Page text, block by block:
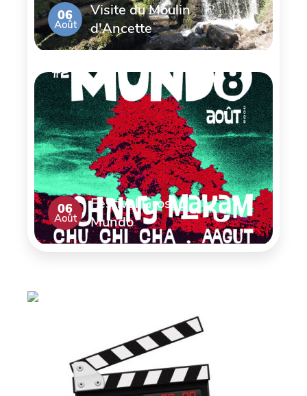
06
Août
Visite du Moulin
d'Ancette
06
Août
Festival Grosso
Mundo